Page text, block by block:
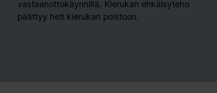
vastaanottokäynnillä. Kierukan ehkäisyteho
päättyy heti kierukan poistoon.